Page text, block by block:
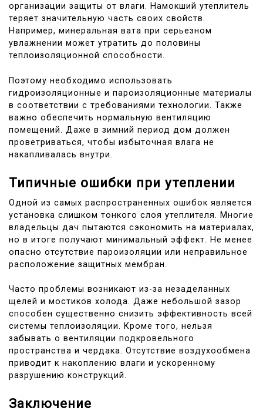
организации защиты от влаги. Намокший утеплитель
теряет значительную часть своих свойств.
Например, минеральная вата при серьезном
увлажнении может утратить до половины
теплоизоляционной способности.
Поэтому необходимо использовать
гидроизоляционные и пароизоляционные материалы
в соответствии с требованиями технологии. Также
важно обеспечить нормальную вентиляцию
помещений. Даже в зимний период дом должен
проветриваться, чтобы избыточная влага не
накапливалась внутри.
Типичные ошибки при утеплении
Одной из самых распространенных ошибок является
установка слишком тонкого слоя утеплителя. Многие
владельцы дач пытаются сэкономить на материалах,
но в итоге получают минимальный эффект. Не менее
опасно отсутствие пароизоляции или неправильное
расположение защитных мембран.
Часто проблемы возникают из-за незаделанных
щелей и мостиков холода. Даже небольшой зазор
способен существенно снизить эффективность всей
системы теплоизоляции. Кроме того, нельзя
забывать о вентиляции подкровельного
пространства и чердака. Отсутствие воздухообмена
приводит к накоплению влаги и ускоренному
разрушению конструкций.
Заключение